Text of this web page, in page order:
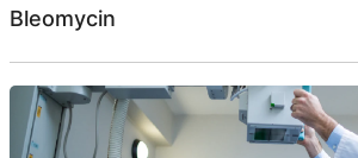
Bleomycin